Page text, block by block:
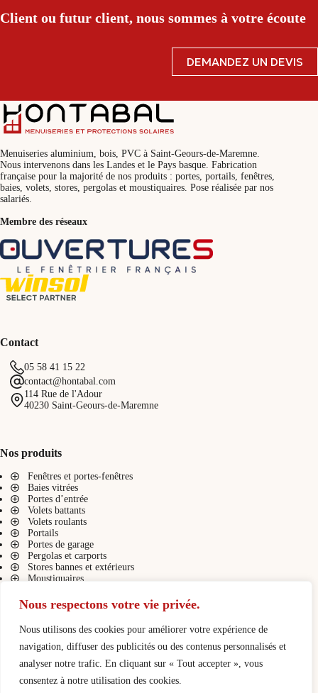
Nous respectons votre vie privée.
Nous utilisons des cookies pour améliorer votre expérience de
navigation, diffuser des publicités ou des contenus personnalisés et
analyser notre trafic. En cliquant sur « Tout accepter », vous
consentez à notre utilisation des cookies.
Client ou futur client, nous sommes à votre écoute
DEMANDEZ UN DEVIS
Menuiseries aluminium, bois, PVC à Saint-Geours-de-Maremne.
Nous intervenons dans les Landes et le Pays basque. Fabrication
française pour la majorité de nos produits : portes, portails, fenêtres,
baies, volets, stores, pergolas et moustiquaires. Pose réalisée par nos
salariés.
Membre des réseaux
Contact
05 58 41 15 22
contact@hontabal.com
114 Rue de l'Adour
40230 Saint-Geours-de-Maremne
Nos produits
Fenêtres et portes-fenêtres
Baies vitrées
Portes d’entrée
Volets battants
Volets roulants
Portails
Portes de garage
Pergolas et carports
Stores bannes et extérieurs
Moustiquaires
Présentation
Contact
Demande de devis